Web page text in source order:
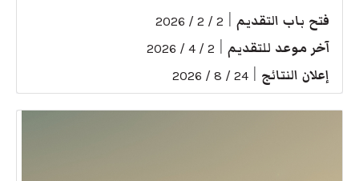
فتح باب التقديم 2 / 2 / 2026
آخر موعد للتقديم 2 / 4 / 2026
إعلان النتائج 24 / 8 / 2026